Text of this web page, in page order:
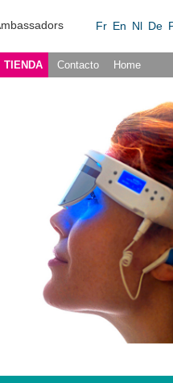
Fr En Nl De
TIENDA Contacto Home